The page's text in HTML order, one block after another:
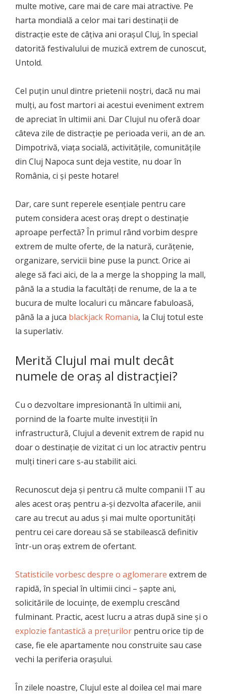
multe motive, care mai de care mai atractive. Pe
harta mondială a celor mai tari destinații de
distracție este de câțiva ani orașul Cluj, în special
datorită festivalului de muzică extrem de cunoscut,
Untold.
Cel puțin unul dintre prietenii noștri, dacă nu mai
mulți, au fost martori ai acestui eveniment extrem
de apreciat în ultimii ani. Dar Clujul nu oferă doar
câteva zile de distracție pe perioada verii, an de an.
Dimpotrivă, viața socială, activitățile, comunitățile
din Cluj Napoca sunt deja vestite, nu doar în
România, ci și peste hotare!
Dar, care sunt reperele esențiale pentru care
putem considera acest oraș drept o destinație
aproape perfectă? În primul rând vorbim despre
extrem de multe oferte, de la natură, curățenie,
organizare, servicii bine puse la punct. Orice ai
alege să faci aici, de la a merge la shopping la mall,
până la a studia la facultăți de renume, de la a te
bucura de multe localuri cu mâncare fabuloasă,
până la a juca blackjack Romania, la Cluj totul este
la superlativ.
Merită Clujul mai mult decât
numele de oraș al distracției?
Cu o dezvoltare impresionantă în ultimii ani,
pornind de la foarte multe investiții în
infrastructură, Clujul a devenit extrem de rapid nu
doar o destinație de vizitat ci un loc atractiv pentru
mulți tineri care s-au stabilit aici.
Recunoscut deja și pentru că multe companii IT au
ales acest oraș pentru a-și dezvolta afacerile, anii
care au trecut au adus și mai multe oportunități
pentru cei care doreau să se stabilească definitiv
într-un oraș extrem de ofertant.
Statisticile vorbesc despre o aglomerare extrem de
rapidă, în special în ultimii cinci – șapte ani,
solicitările de locuințe, de exemplu crescând
fulminant. Practic, acest lucru a atras după sine și o
explozie fantastică a prețurilor pentru orice tip de
case, fie ele apartamente nou construite sau case
vechi la periferia orașului.
În zilele noastre, Clujul este al doilea cel mai mare